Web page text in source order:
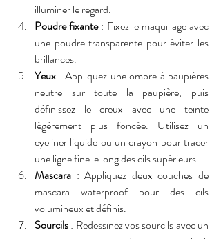
illuminer le regard.
Poudre fixante : Fixez le maquillage avec
une poudre transparente pour éviter les
brillances.
Yeux : Appliquez une ombre à paupières
neutre sur toute la paupière, puis
définissez le creux avec une teinte
légèrement plus foncée. Utilisez un
eyeliner liquide ou un crayon pour tracer
une ligne fine le long des cils supérieurs.
Mascara : Appliquez deux couches de
mascara waterproof pour des cils
volumineux et définis.
Sourcils : Redessinez vos sourcils avec un